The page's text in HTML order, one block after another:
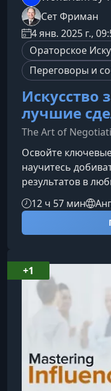
Сет Фриман
4 янв. 2025 г.,
Ораторское
Переговоры и
Искусство
лучшие
The Art of
Освойте
научитесь
результатов в
встреч до личных
поможет вам
интересы,
раскрывает
поведения,
переговорщики в
ежедневных
12 ч 57 мин
+1